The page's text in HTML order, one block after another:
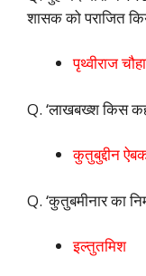
शासक को पराजित
पृथ्वीराज
Q. ‘लाखबख्श किस
कुतुबुद्दीन
Q. ‘कुतुबमीनार का
इल्तुतमिश